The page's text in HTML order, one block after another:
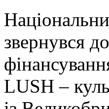
звернувся
LUSH –